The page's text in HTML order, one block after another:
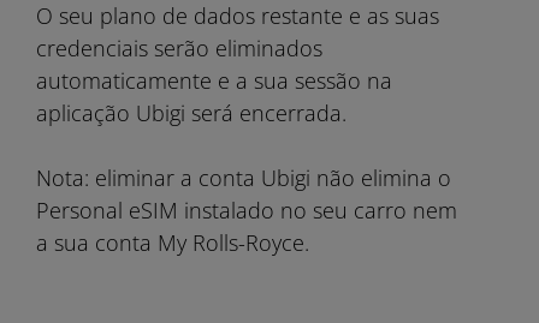
O seu plano de dados restante e as suas
credenciais serão eliminados
automaticamente e a sua sessão na
aplicação Ubigi será encerrada.
Nota: eliminar a conta Ubigi não elimina o
Personal eSIM instalado no seu carro nem
a sua conta My Rolls-Royce.